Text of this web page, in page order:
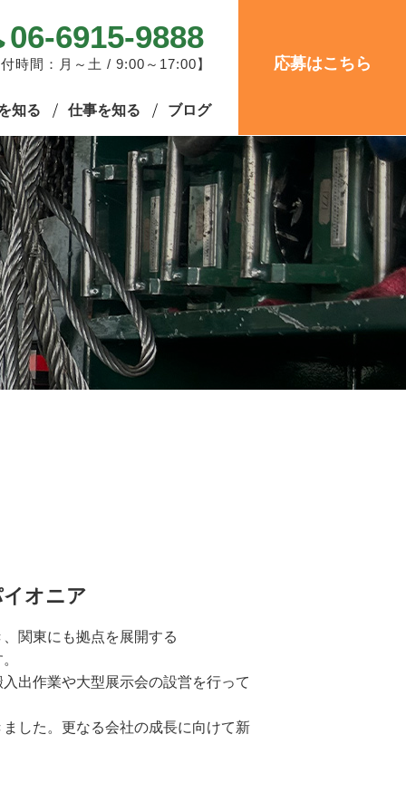
06-6915-9888
時間：月～土 / 9:00～17:00】
知る 仕事を知る ブログ
応募はこちら
オニア
関東にも拠点を展開する
出作業や大型展示会の設営を行って
した。更なる会社の成長に向けて新